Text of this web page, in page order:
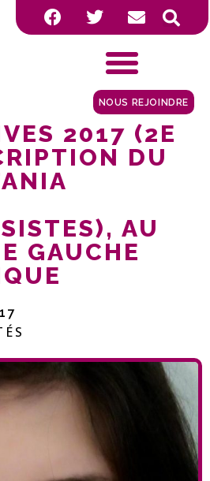
NOUS REJOINDRE
2017 (2E
DU
AU
GAUCHE